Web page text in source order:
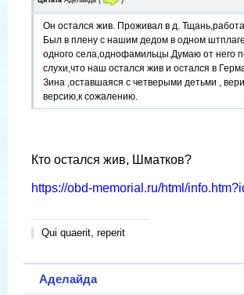
Он остался жив. Проживал в д.
Был в плену с нашим дедом в одном
одного села,однофамильцы.Думаю от него
слухи,что наш остался жив и остался в
Зина ,оставшаяся с четверыми детьми ,
версию,к сожалению.
Кто остался жив, Шматков?
https://obd-memorial.ru/html/
Qui quaerit, reperit
Аделайда